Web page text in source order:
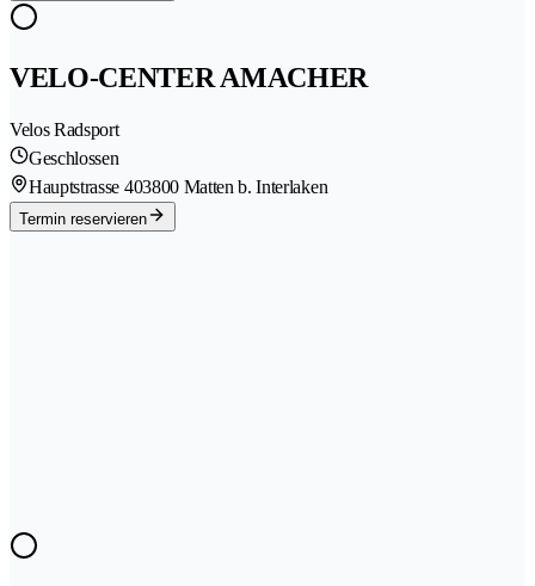
VELO-CENTER AMACHER
Velos Radsport
Geschlossen
Hauptstrasse 403800 Matten b. Interlaken
Termin reservieren